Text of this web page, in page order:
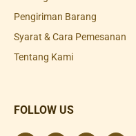
Pengiriman Barang
Syarat & Cara Pemesanan
Tentang Kami
FOLLOW US